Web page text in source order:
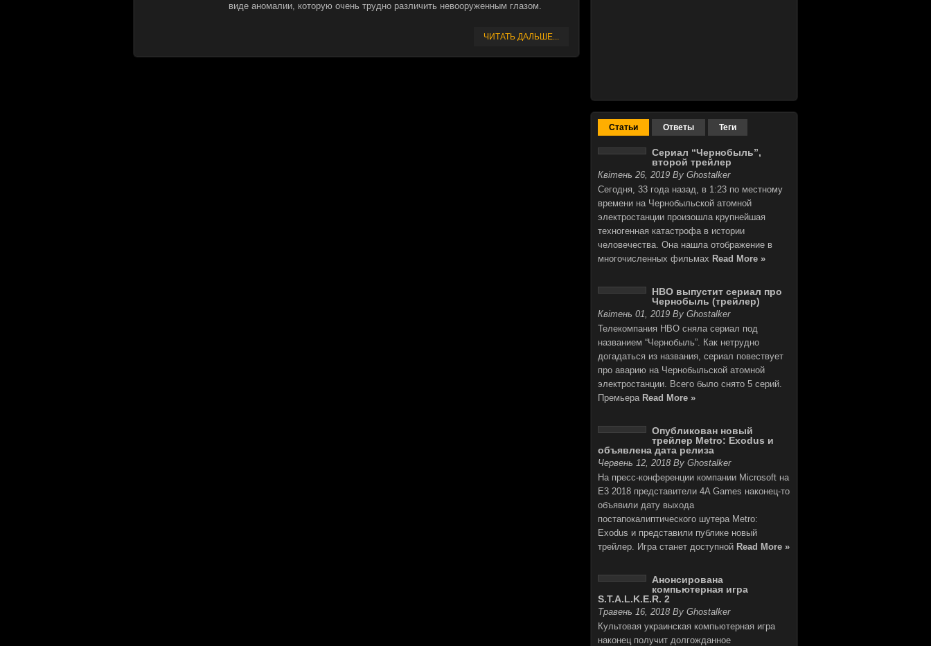
виде аномалии, которую очень трудно различить невооруженным глазом.
ЧИТАТЬ ДАЛЬШЕ...
Статьи Ответы Теги
Сериал “Чернобыль”,
второй трейлер
Квітень 26, 2019 By Ghostalker
Сегодня, 33 года назад, в 1:23 по местному
времени на Чернобыльской атомной
электростанции произошла крупнейшая
техногенная катастрофа в истории
человечества. Она нашла отображение в
многочисленных фильмах Read More »
HBO выпустит сериал про
Чернобыль (трейлер)
Квітень 01, 2019 By Ghostalker
Телекомпания HBO сняла сериал под
названием “Чернобыль”. Как нетрудно
догадаться из названия, сериал повествует
про аварию на Чернобыльской атомной
электростанции. Всего было снято 5 серий.
Премьера Read More »
Опубликован новый
трейлер Metro: Exodus и
объявлена дата релиза
Червень 12, 2018 By Ghostalker
На пресс-конференции компании Microsoft на
E3 2018 представители 4A Games наконец-то
объявили дату выхода
постапокалиптического шутера Metro:
Exodus и представили публике новый
трейлер. Игра станет доступной Read More »
Анонсирована
компьютерная игра
S.T.A.L.K.E.R. 2
Травень 16, 2018 By Ghostalker
Культовая украинская компьютерная игра
наконец получит долгожданное